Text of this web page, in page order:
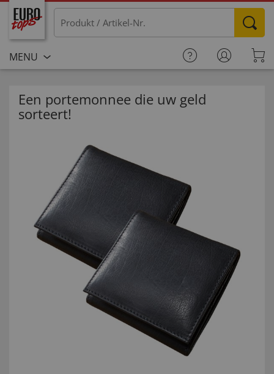
MENU
Een portemonnee die uw geld
sorteert!